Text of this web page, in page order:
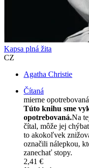
Kapsa plná žita
CZ
Agatha Christie
Čítaná
mierne opotrebovaná
Túto knihu sme
opotrebovaná.Na
čítal, môže jej
to akokoľvek
označili nálepkou,
zanechať stopy.
2,41 €